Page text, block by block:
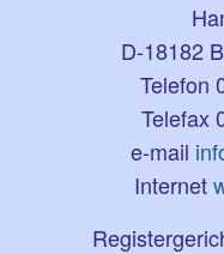
D-18182
Telefon
Telefax
e-mail
Internet